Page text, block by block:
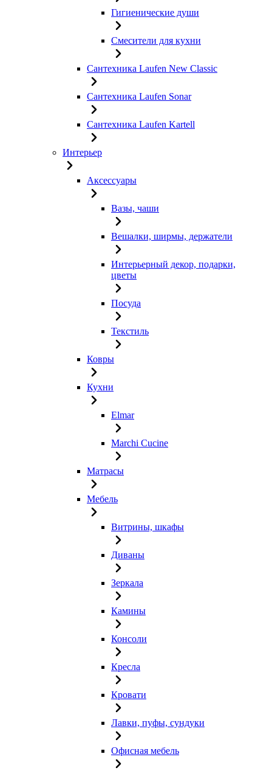
Гигиенические души
Смесители для кухни
Сантехника Laufen New Classic
Сантехника Laufen Sonar
Сантехника Laufen Kartell
Интерьер
Аксессуары
Вазы, чаши
Вешалки, ширмы, держатели
Интерьерный декор, подарки,
цветы
Посуда
Текстиль
Ковры
Кухни
Elmar
Marchi Cucine
Матрасы
Мебель
Витрины, шкафы
Диваны
Зеркала
Камины
Консоли
Кресла
Кровати
Лавки, пуфы, сундуки
Офисная мебель